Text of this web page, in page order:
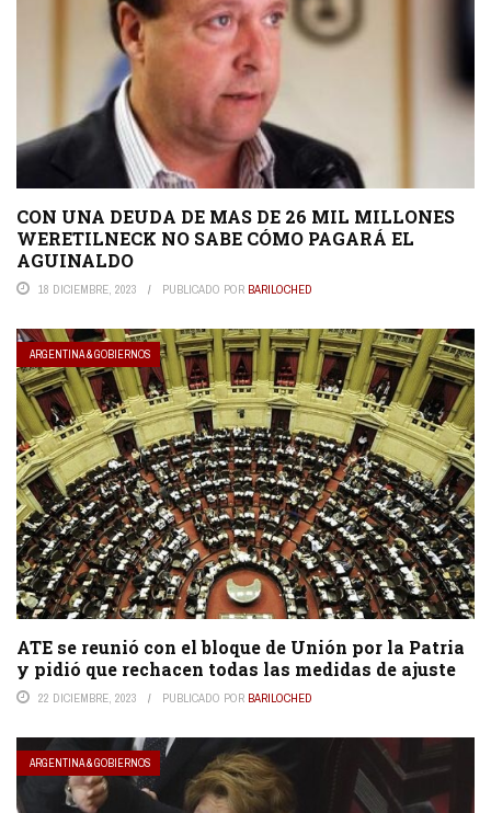
CON UNA DEUDA DE MAS DE 26 MIL MILLONES
WERETILNECK NO SABE CÓMO PAGARÁ EL
AGUINALDO
18 DICIEMBRE, 2023 PUBLICADO POR BARILOCHED
ARGENTINA & GOBIERNOS
ATE se reunió con el bloque de Unión por la Patria
y pidió que rechacen todas las medidas de ajuste
22 DICIEMBRE, 2023 PUBLICADO POR BARILOCHED
ARGENTINA & GOBIERNOS